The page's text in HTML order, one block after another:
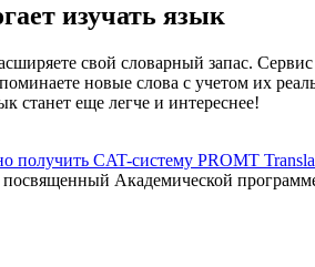
изучать язык
свой словарный запас.
новые слова с учетом их
станет еще легче и интереснее!
получить CAT-систему PROMT
Академической